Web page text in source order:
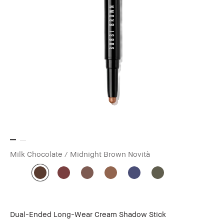
Milk Chocolate / Midnight Brown Novità
Dual-Ended Long-Wear Cream Shadow Stick